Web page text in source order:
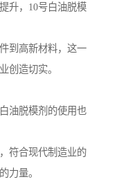
升，10号白油脱模
到高新材料，这一
创造切实。
油脱模剂的使用也
符合现代制造业的
力量。